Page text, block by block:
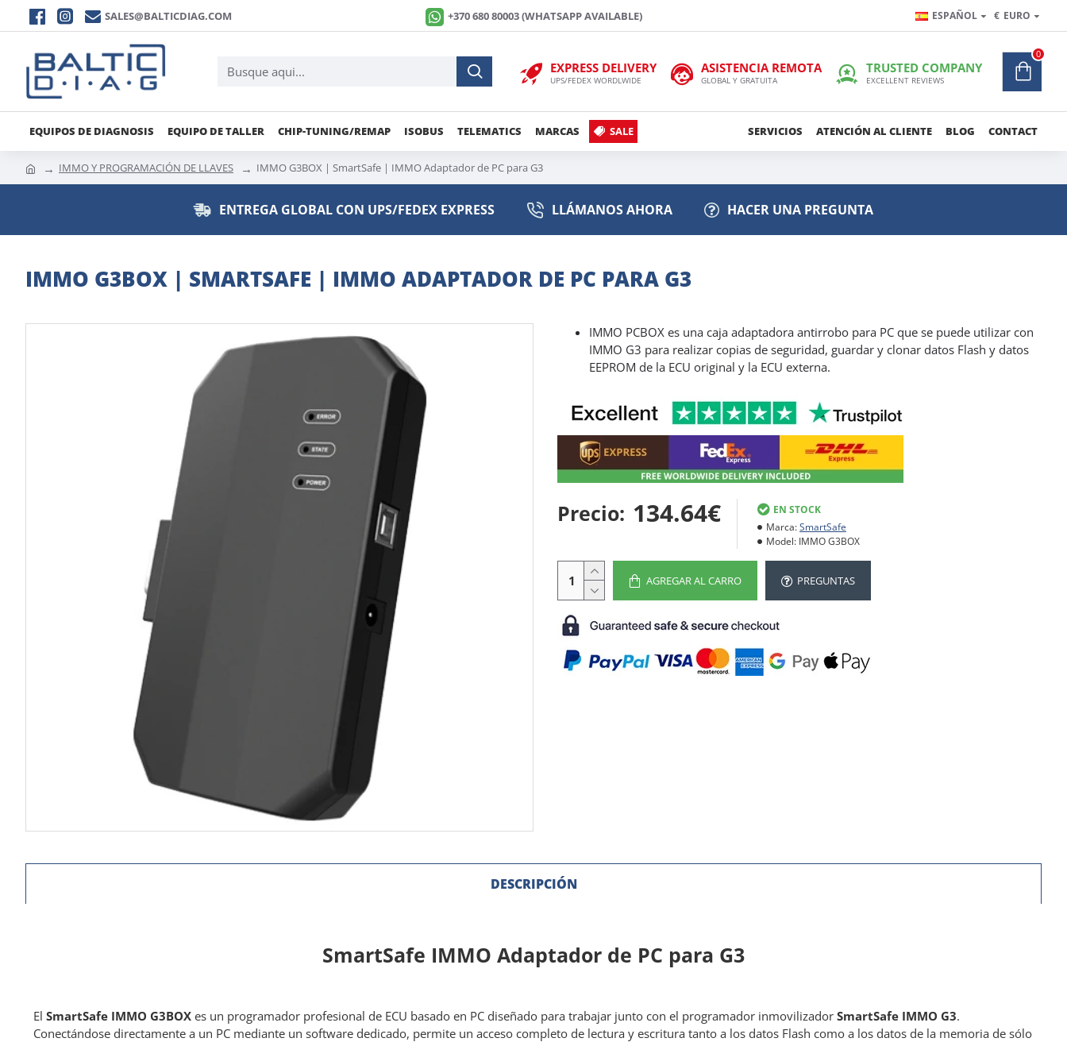
SALES@BALTICDIAG.COM +370 680 80003 (WHATSAPP AVAILABLE) ESPAÑOL € EURO
EXPRESS DELIVERY
UPS/FEDEX WORDLWIDE
ASISTENCIA REMOTA
GLOBAL Y GRATUITA
TRUSTED COMPANY
EXCELLENT REVIEWS
0
EQUIPOS DE DIAGNOSIS EQUIPO DE TALLER CHIP-TUNING/REMAP ISOBUS TELEMATICS MARCAS SALE SERVICIOS ATENCIÓN AL CLIENTE BLOG CONTACT
IMMO Y PROGRAMACIÓN DE LLAVES IMMO G3BOX | SmartSafe | IMMO Adaptador de PC para G3
ENTREGA GLOBAL CON UPS/FEDEX EXPRESS LLÁMANOS AHORA HACER UNA PREGUNTA
IMMO G3BOX | SMARTSAFE | IMMO ADAPTADOR DE PC PARA G3
IMMO PCBOX es una caja adaptadora antirrobo para PC que se puede utilizar con
IMMO G3 para realizar copias de seguridad, guardar y clonar datos Flash y datos
EEPROM de la ECU original y la ECU externa.
Precio: 134.64€
EN STOCK
Marca:SmartSafe
Model: IMMO G3BOX
AGREGAR AL CARRO PREGUNTAS
DESCRIPCIÓN
SmartSafe IMMO Adaptador de PC para G3
El SmartSafe IMMO G3BOX es un programador profesional de ECU basado en PC diseñado para trabajar junto con el programador inmovilizador SmartSafe IMMO G3.
Conectándose directamente a un PC mediante un software dedicado, permite un acceso completo de lectura y escritura tanto a los datos Flash como a los datos de la memoria de sólo